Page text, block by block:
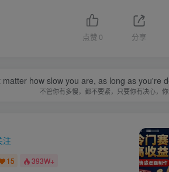
点赞 0 分享
matter how slow you are, as long as you're
不管你有多慢，都不要紧，只要你有决心，
注
15 393W+